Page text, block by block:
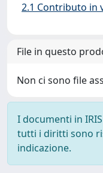
2.1 Contributo in
File in questo
Non ci sono file
I documenti in
tutti i diritti sono
indicazione.